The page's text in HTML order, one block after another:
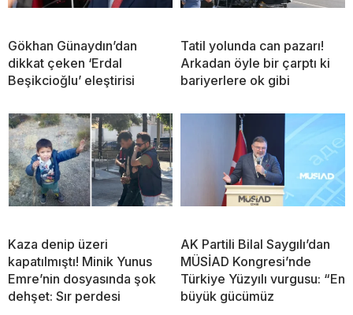
Gökhan Günaydın’dan
dikkat çeken ‘Erdal
Beşikcioğlu’ eleştirisi
Tatil yolunda can pazarı!
Arkadan öyle bir çarptı ki
bariyerlere ok gibi
Kaza denip üzeri
kapatılmıştı! Minik Yunus
Emre’nin dosyasında şok
dehşet: Sır perdesi
AK Partili Bilal Saygılı’dan
MÜSİAD Kongresi’nde
Türkiye Yüzyılı vurgusu: “En
büyük gücümüz